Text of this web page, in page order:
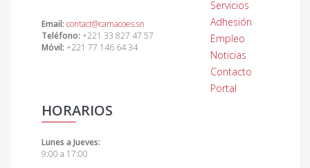
Email: contact@camacoes.sn
Teléfono: +221 33 827 47 57
Móvil: +221 77 146 64 34
HORARIOS
Lunes a Jueves:
9:00 a 17:00
Servicios
Adhesión
Empleo
Noticias
Contacto
Portal